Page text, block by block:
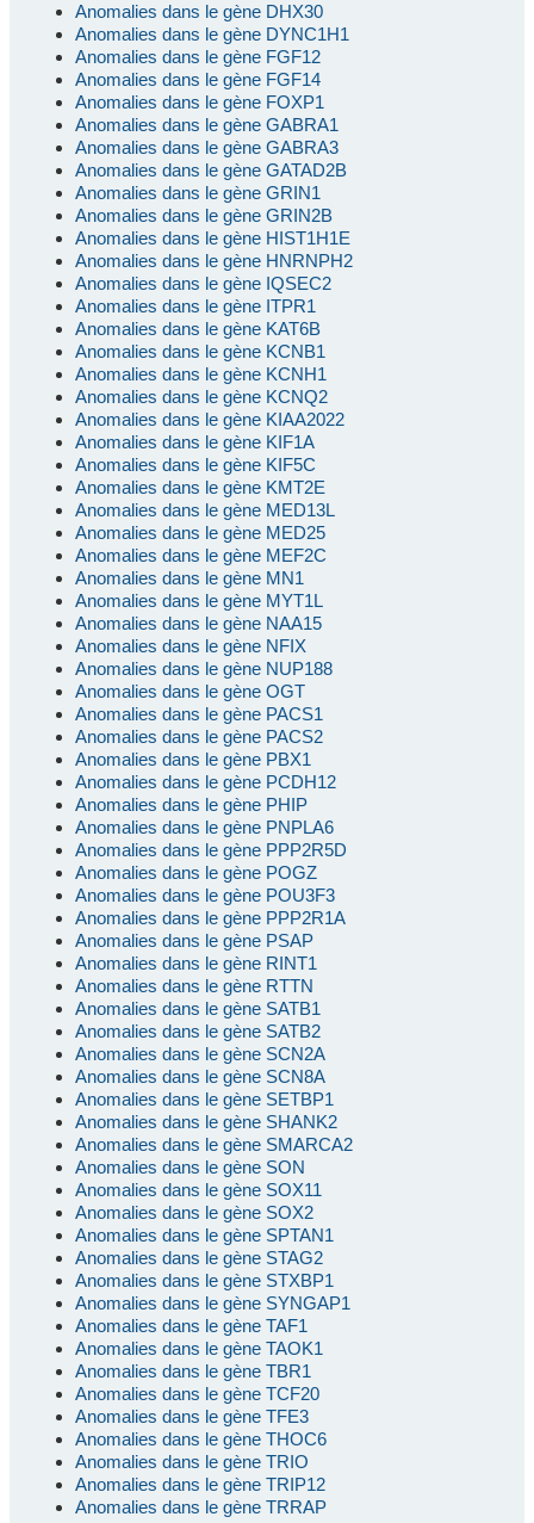
Anomalies dans le gène DHX30
Anomalies dans le gène DYNC1H1
Anomalies dans le gène FGF12
Anomalies dans le gène FGF14
Anomalies dans le gène FOXP1
Anomalies dans le gène GABRA1
Anomalies dans le gène GABRA3
Anomalies dans le gène GATAD2B
Anomalies dans le gène GRIN1
Anomalies dans le gène GRIN2B
Anomalies dans le gène HIST1H1E
Anomalies dans le gène HNRNPH2
Anomalies dans le gène IQSEC2
Anomalies dans le gène ITPR1
Anomalies dans le gène KAT6B
Anomalies dans le gène KCNB1
Anomalies dans le gène KCNH1
Anomalies dans le gène KCNQ2
Anomalies dans le gène KIAA2022
Anomalies dans le gène KIF1A
Anomalies dans le gène KIF5C
Anomalies dans le gène KMT2E
Anomalies dans le gène MED13L
Anomalies dans le gène MED25
Anomalies dans le gène MEF2C
Anomalies dans le gène MN1
Anomalies dans le gène MYT1L
Anomalies dans le gène NAA15
Anomalies dans le gène NFIX
Anomalies dans le gène NUP188
Anomalies dans le gène OGT
Anomalies dans le gène PACS1
Anomalies dans le gène PACS2
Anomalies dans le gène PBX1
Anomalies dans le gène PCDH12
Anomalies dans le gène PHIP
Anomalies dans le gène PNPLA6
Anomalies dans le gène PPP2R5D
Anomalies dans le gène POGZ
Anomalies dans le gène POU3F3
Anomalies dans le gène PPP2R1A
Anomalies dans le gène PSAP
Anomalies dans le gène RINT1
Anomalies dans le gène RTTN
Anomalies dans le gène SATB1
Anomalies dans le gène SATB2
Anomalies dans le gène SCN2A
Anomalies dans le gène SCN8A
Anomalies dans le gène SETBP1
Anomalies dans le gène SHANK2
Anomalies dans le gène SMARCA2
Anomalies dans le gène SON
Anomalies dans le gène SOX11
Anomalies dans le gène SOX2
Anomalies dans le gène SPTAN1
Anomalies dans le gène STAG2
Anomalies dans le gène STXBP1
Anomalies dans le gène SYNGAP1
Anomalies dans le gène TAF1
Anomalies dans le gène TAOK1
Anomalies dans le gène TBR1
Anomalies dans le gène TCF20
Anomalies dans le gène TFE3
Anomalies dans le gène THOC6
Anomalies dans le gène TRIO
Anomalies dans le gène TRIP12
Anomalies dans le gène TRRAP